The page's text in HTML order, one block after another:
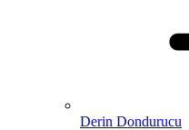
Derin Dondurucu